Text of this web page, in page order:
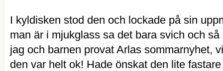
I kyldisken stod den och lockade på sin
man är i mjukglass sa det bara svich och
jag och barnen provat Arlas sommarnyhet,
den var helt ok! Hade önskat den lite